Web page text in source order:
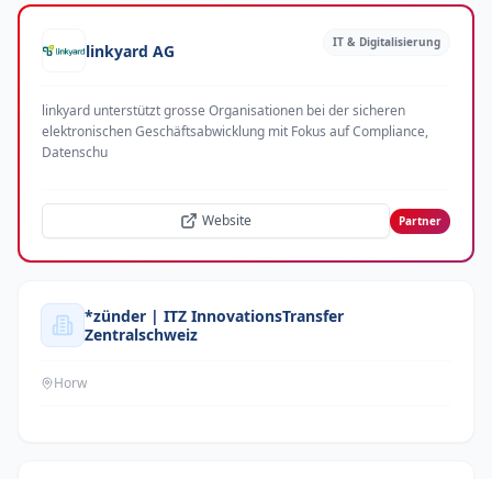
linkyard AG IT & Digitalisierung
linkyard unterstützt grosse Organisationen bei der sicheren
elektronischen Geschäftsabwicklung mit Fokus auf Compliance,
Datenschu
Website Partner
*zünder | ITZ InnovationsTransfer
Zentralschweiz
Horw